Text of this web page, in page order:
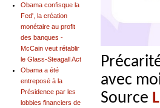
avec
Source
Obama confisque la
Fed', la création
monétaire au profit
des banques -
McCain veut rétablir
le Glass-Steagall Act
Obama a été
entreposé à la
Présidence par les
lobbies financiers de